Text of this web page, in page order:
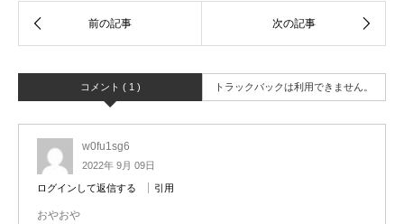
コメント ( 1 ) トラックバックは利用できません。
w0fu1sg6
2022年 9月 09日
ログインして返信する 引用
おやおや